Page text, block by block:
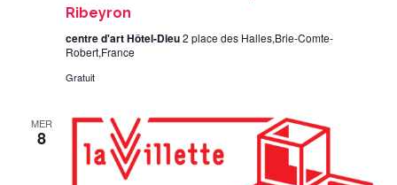
Ribeyron
centre d'art Hôtel-Dieu2 place des Halles,Brie-Comte-
Robert,France
Gratuit
MER
8